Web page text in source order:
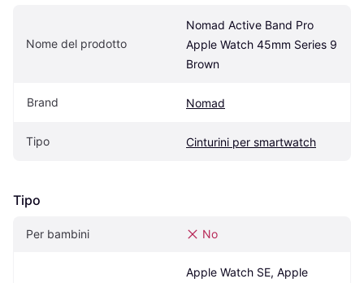
Nome del prodotto
Nomad Active Band Pro
Apple Watch 45mm Series 9
Brown
Brand Nomad
Tipo Cinturini per smartwatch
Tipo
Per bambini No
Apple Watch SE, Apple